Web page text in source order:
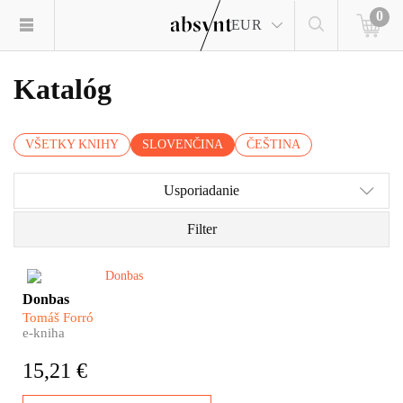
EUR
0
Katalóg
VŠETKY KNIHY SLOVENČINA ČEŠTINA
Usporiadanie
Filter
Tomáš Forró dokázal to, čo sa
žiadnemu inému novinárovi
nepodarilo: získal si dôveru
ľudí z oboch bojujúcich strán,
zákopov aj do bytov, kde s
Donbas
Tomáš Forró
e-kniha
15,21 €